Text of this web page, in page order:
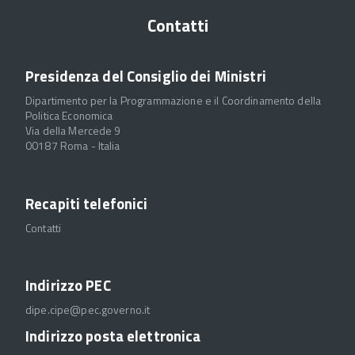
Contatti
Presidenza del Consiglio dei Ministri
Dipartimento per la Programmazione e il Coordinamento della
Politica Economica
Via della Mercede 9
00187 Roma - Italia
Recapiti telefonici
Contatti
Indirizzo PEC
dipe.cipe@pec.governo.it
Indirizzo posta elettronica